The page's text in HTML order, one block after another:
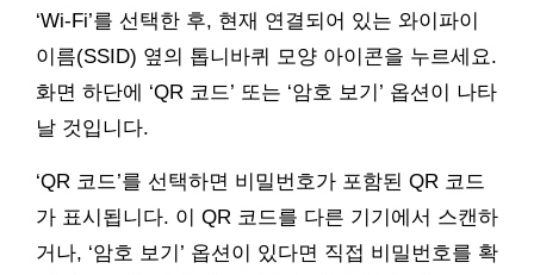
‘Wi-Fi’를 선택한 후, 현재 연결되어 있는 와이파이
이름(SSID) 옆의 톱니바퀴 모양 아이콘을 누르세요.
화면 하단에 ‘QR 코드’ 또는 ‘암호 보기’ 옵션이 나타
날 것입니다.
‘QR 코드’를 선택하면 비밀번호가 포함된 QR 코드
가 표시됩니다. 이 QR 코드를 다른 기기에서 스캔하
거나, ‘암호 보기’ 옵션이 있다면 직접 비밀번호를 확